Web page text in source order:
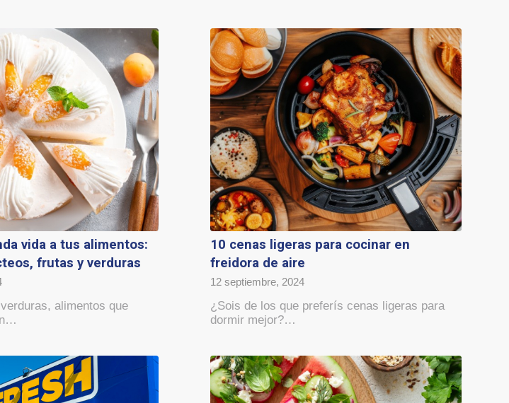
vida a tus alimentos:
frutas y verduras
alimentos que
10 cenas ligeras para cocinar en
freidora de aire
12 septiembre, 2024
¿Sois de los que preferís cenas ligeras para
dormir mejor?…